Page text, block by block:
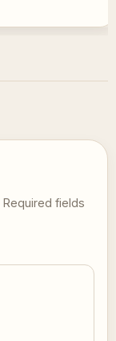
Required fields